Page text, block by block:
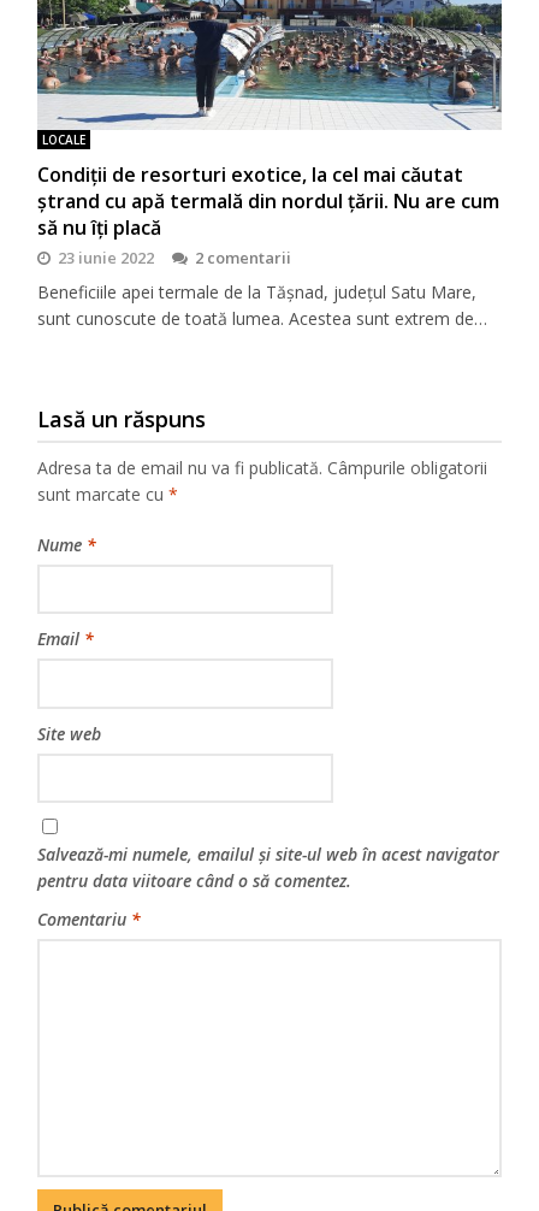
LOCALE
Condiţii de resorturi exotice, la cel mai căutat
ştrand cu apă termală din nordul ţării. Nu are cum
să nu îţi placă
23 iunie 2022 2 comentarii
Beneficiile apei termale de la Tășnad, județul Satu Mare,
sunt cunoscute de toată lumea. Acestea sunt extrem de…
Lasă un răspuns
Adresa ta de email nu va fi publicată. Câmpurile obligatorii
sunt marcate cu*
Nume *
Email *
Site web
Salvează-mi numele, emailul și site-ul web în acest navigator
pentru data viitoare când o să comentez.
Comentariu *